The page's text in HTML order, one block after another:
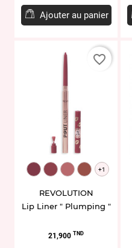
Ajouter au panier
MUR856980
MUR856997
MUR857000
MUR856973
+1
REVOLUTION
Lip Liner " Plumping "
Prix
21,900 TND
favorite_border